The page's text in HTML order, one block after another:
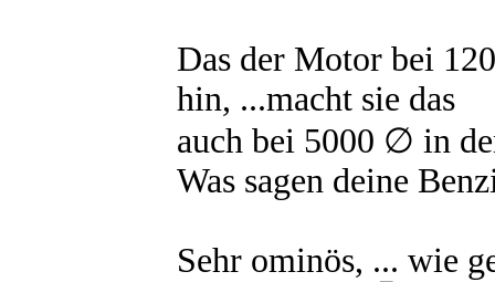
Das der Motor bei
hin, ...macht sie das
auch bei 5000 ∅ in
Was sagen deine
Sehr ominös, ... wie